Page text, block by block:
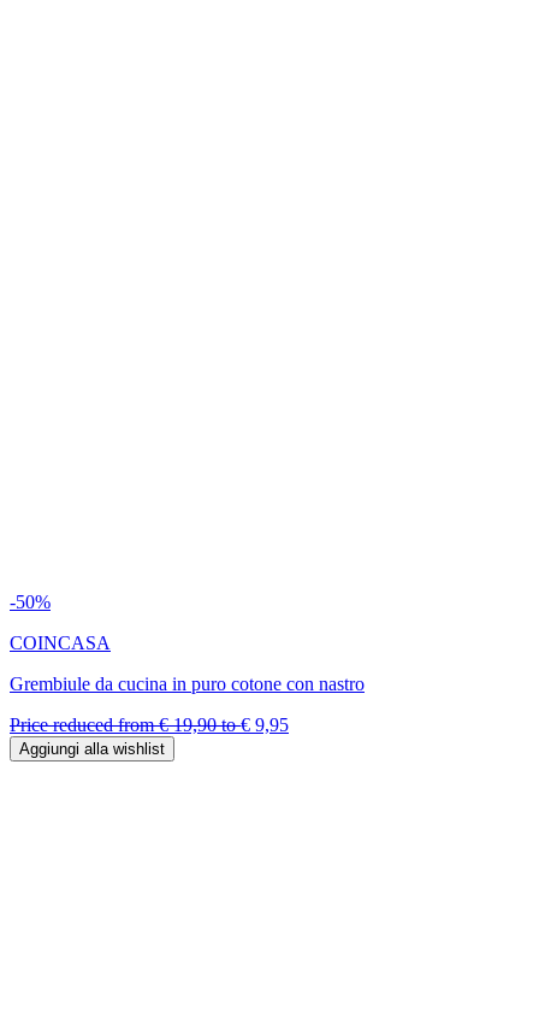
-50%
COINCASA
Grembiule da cucina in puro cotone con nastro
Price reduced from€ 19,90to€ 9,95
Aggiungi alla wishlist